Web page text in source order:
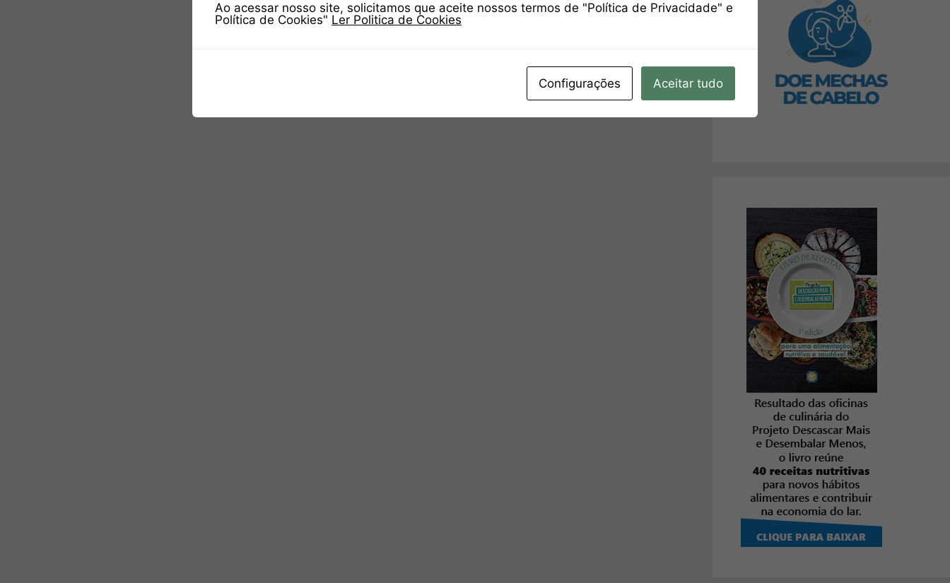
Ao acessar nosso site, solicitamos que aceite nossos termos de "Política de Privacidade" e
Política de Cookies" Ler Politica de Cookies
Configurações Aceitar tudo